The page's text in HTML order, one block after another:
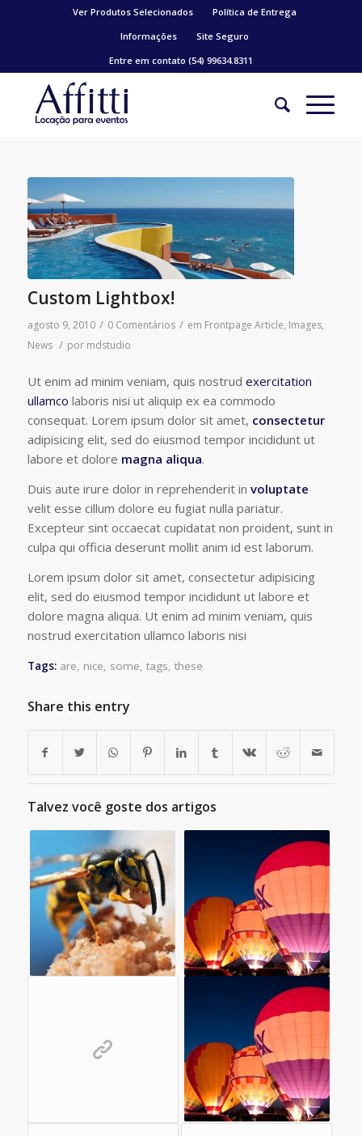
Ver Produtos Selecionados
Política de Entrega
Informações
Site Seguro
Entre em contato (54) 99634.8311
Custom Lightbox!
agosto 9, 2010 / 0 Comentários / em Frontpage Article, Images,
News / por mdstudio
Ut enim ad minim veniam, quis nostrud exercitation
ullamco laboris nisi ut aliquip ex ea commodo
consequat. Lorem ipsum dolor sit amet, consectetur
adipisicing elit, sed do eiusmod tempor incididunt ut
labore et dolore magna aliqua.
Duis aute irure dolor in reprehenderit in voluptate
velit esse cillum dolore eu fugiat nulla pariatur.
Excepteur sint occaecat cupidatat non proident, sunt in
culpa qui officia deserunt mollit anim id est laborum.
Lorem ipsum dolor sit amet, consectetur adipisicing
elit, sed do eiusmod tempor incididunt ut labore et
dolore magna aliqua. Ut enim ad minim veniam, quis
nostrud exercitation ullamco laboris nisi
Tags: are, nice, some, tags, these
Share this entry
Talvez você goste dos artigos